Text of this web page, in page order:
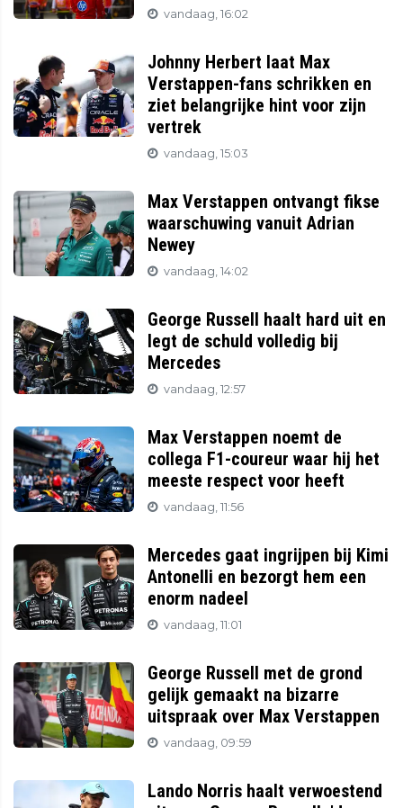
vandaag, 16:02
Johnny Herbert laat Max
Verstappen-fans schrikken en
ziet belangrijke hint voor zijn
vertrek
vandaag, 15:03
Max Verstappen ontvangt fikse
waarschuwing vanuit Adrian
Newey
vandaag, 14:02
George Russell haalt hard uit en
legt de schuld volledig bij
Mercedes
vandaag, 12:57
Max Verstappen noemt de
collega F1-coureur waar hij het
meeste respect voor heeft
vandaag, 11:56
Mercedes gaat ingrijpen bij Kimi
Antonelli en bezorgt hem een
enorm nadeel
vandaag, 11:01
George Russell met de grond
gelijk gemaakt na bizarre
uitspraak over Max Verstappen
vandaag, 09:59
Lando Norris haalt verwoestend